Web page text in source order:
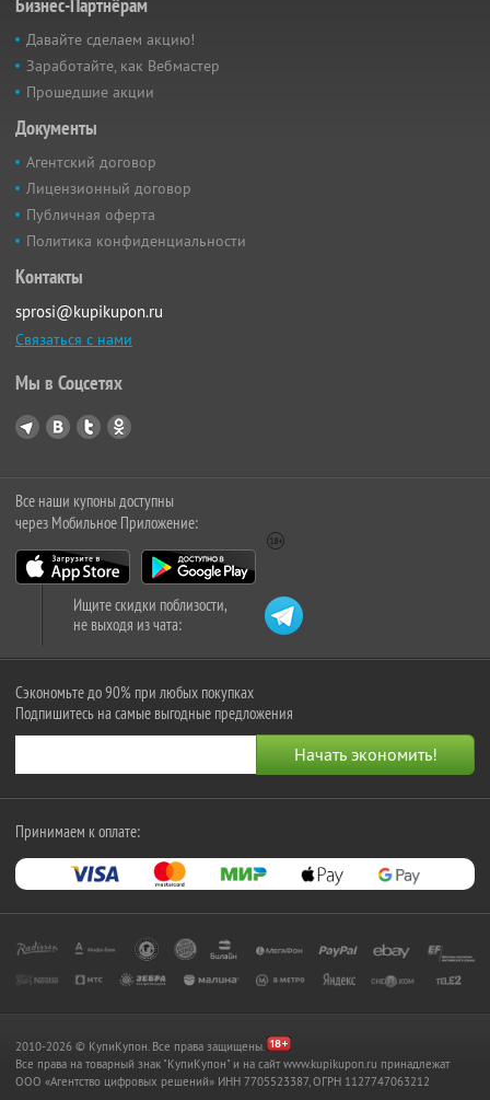
Давайте сделаем акцию!
Заработайте, как Вебмастер
Прошедшие акции
Документы
Агентский договор
Лицензионный договор
Публичная оферта
Политика конфиденциальности
Контакты
sprosi@kupikupon.ru
Связаться с нами
Мы в Соцсетях
Все наши купоны доступны
через Мобильное Приложение:
Ищите скидки поблизости,
не выходя из чата:
Сэкономьте до 90% при любых покупках
Подпишитесь на самые выгодные предложения
Принимаем к оплате:
2010-2026 © КупиКупон. Все права защищены.
Все права на товарный знак "КупиКупон" и на сайт www.kupikupon.ru принадлежат
OOO «Агентство цифровых решений» ИНН 7705523387, ОГРН 1127747063212